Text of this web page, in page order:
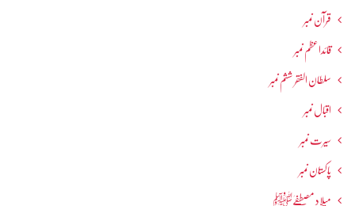
قرآن نمبر
قائداعظم نمبر
سلطان الفقر ششم نمبر
اقبال نمبر
سیرت نمبر
پاکستان نمبر
میلاد مصطفےٰﷺ